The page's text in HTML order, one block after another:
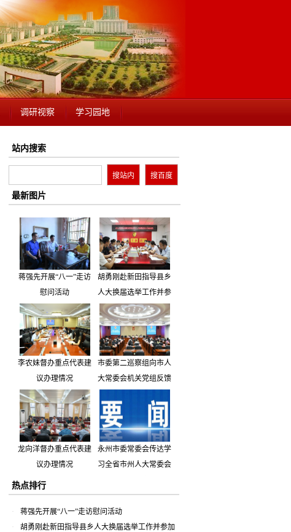
调研视察 学习园地
站内搜索
最新图片
蒋强先开展“八一”走访
慰问活动
胡勇刚赴新田指导县乡
人大换届选举工作并参
加市人大代表小组主题
活动
李农妹督办重点代表建
议办理情况
市委第二巡察组向市人
大常委会机关党组反馈
龙向洋督办重点代表建
议办理情况
永州市委常委会传达学
习全省市州人大常委会
关精神 专题听取省人
大常委会执法检查组到
永州开展大气污染防治
热点排行
蒋强先开展“八一”走访慰问活动
胡勇刚赴新田指导县乡人大换届选举工作并参加